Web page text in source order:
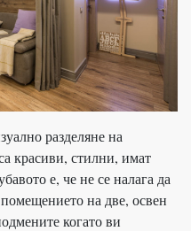
разделяне на
красиви, стилни, имат
е, че не се налага да
на две, освен
когато ви